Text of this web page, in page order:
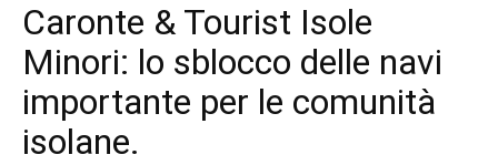
Caronte & Tourist Isole
Minori: lo sblocco delle navi
importante per le comunità
isolane.